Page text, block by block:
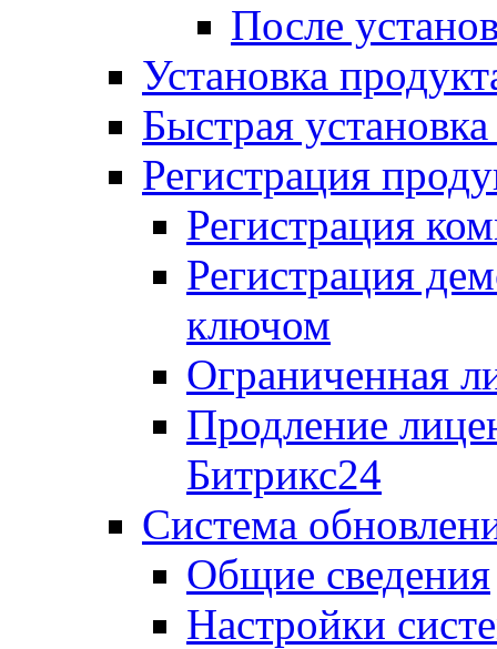
После
Установка
Быстрая
Регистрация
Регистрация
Регистрация
ключом
Ограниченная
Продление
Битрикс24
Система
Общие сведения
Настройки